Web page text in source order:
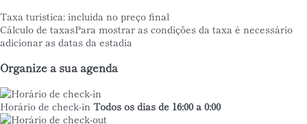
Taxa turística: incluída no preço final
Cálculo de taxasPara mostrar as condições da taxa é necessário
adicionar as datas da estadia
Organize a sua agenda
Horário de check-in Todos os dias de 16:00 a 0:00